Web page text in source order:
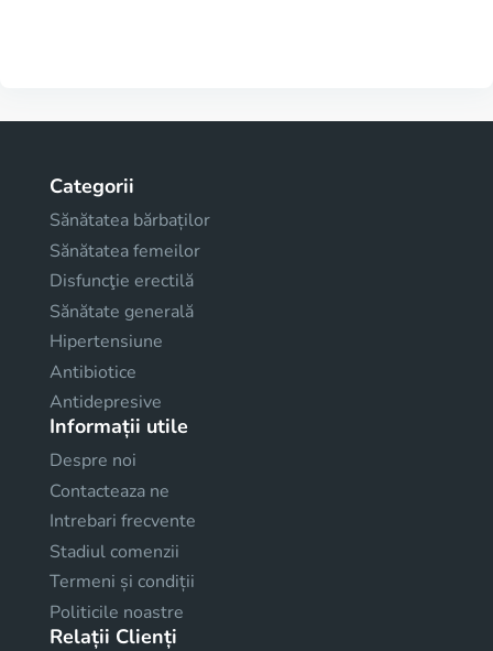
Categorii
Sănătatea bărbaților
Sănătatea femeilor
Disfuncţie erectilă
Sănătate generală
Hipertensiune
Antibiotice
Antidepresive
Informații utile
Despre noi
Contacteaza ne
Intrebari frecvente
Stadiul comenzii
Termeni și condiții
Politicile noastre
Relații Clienți